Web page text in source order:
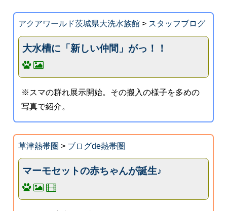
アクアワールド茨城県大洗水族館> スタッフブログ
大水槽に「新しい仲間」がっ！！
※スマの群れ展示開始。その搬入の様子を多めの
写真で紹介。
草津熱帯圏 > ブログde熱帯圏
マーモセットの赤ちゃんが誕生♪